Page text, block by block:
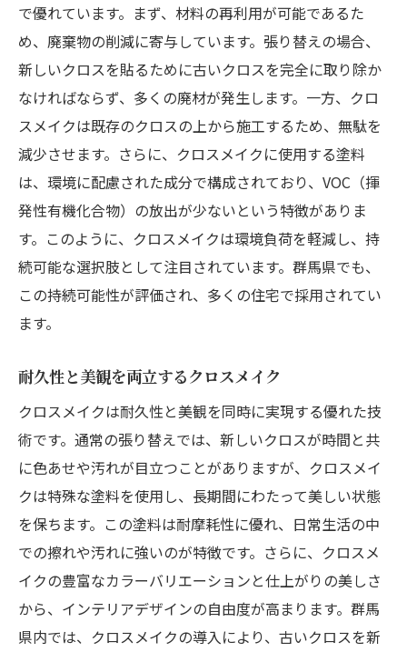
で優れています。まず、材料の再利用が可能であるた
め、廃棄物の削減に寄与しています。張り替えの場合、
新しいクロスを貼るために古いクロスを完全に取り除か
なければならず、多くの廃材が発生します。一方、クロ
スメイクは既存のクロスの上から施工するため、無駄を
減少させます。さらに、クロスメイクに使用する塗料
は、環境に配慮された成分で構成されており、VOC（揮
発性有機化合物）の放出が少ないという特徴がありま
す。このように、クロスメイクは環境負荷を軽減し、持
続可能な選択肢として注目されています。群馬県でも、
この持続可能性が評価され、多くの住宅で採用されてい
ます。
耐久性と美観を両立するクロスメイク
クロスメイクは耐久性と美観を同時に実現する優れた技
術です。通常の張り替えでは、新しいクロスが時間と共
に色あせや汚れが目立つことがありますが、クロスメイ
クは特殊な塗料を使用し、長期間にわたって美しい状態
を保ちます。この塗料は耐摩耗性に優れ、日常生活の中
での擦れや汚れに強いのが特徴です。さらに、クロスメ
イクの豊富なカラーバリエーションと仕上がりの美しさ
から、インテリアデザインの自由度が高まります。群馬
県内では、クロスメイクの導入により、古いクロスを新